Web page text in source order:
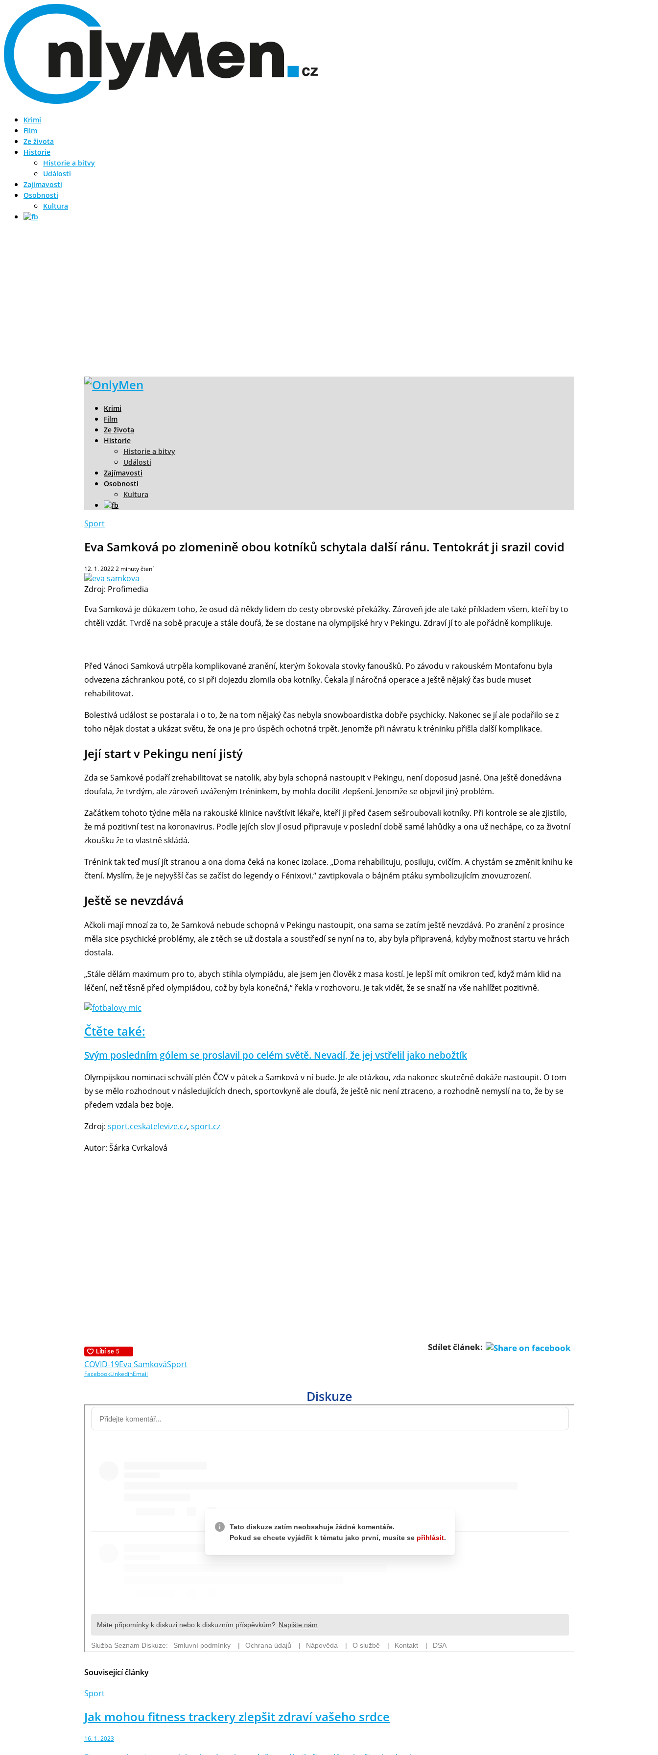
Krimi
Film
Ze života
Historie
Historie a bitvy
Události
Zajímavosti
Osobnosti
Kultura
Krimi
Film
Ze života
Historie
Historie a bitvy
Události
Zajímavosti
Osobnosti
Kultura
Sport
Eva Samková po zlomenině obou kotníků schytala další ránu. Tentokrát ji srazil covid
12. 1. 20222 minuty čtení
Zdroj: Profimedia
Eva Samková je důkazem toho, že osud dá někdy lidem do cesty obrovské překážky. Zároveň jde ale také příkladem všem, kteří by to
chtěli vzdát. Tvrdě na sobě pracuje a stále doufá, že se dostane na olympijské hry v Pekingu. Zdraví jí to ale pořádně komplikuje.
Před Vánoci Samková utrpěla komplikované zranění, kterým šokovala stovky fanoušků. Po závodu v rakouském Montafonu byla
odvezena záchrankou poté, co si při dojezdu zlomila oba kotníky. Čekala jí náročná operace a ještě nějaký čas bude muset
rehabilitovat.
Bolestivá událost se postarala i o to, že na tom nějaký čas nebyla snowboardistka dobře psychicky. Nakonec se jí ale podařilo se z
toho nějak dostat a ukázat světu, že ona je pro úspěch ochotná trpět. Jenomže při návratu k tréninku přišla další komplikace.
Její start v Pekingu není jistý
Zda se Samkové podaří zrehabilitovat se natolik, aby byla schopná nastoupit v Pekingu, není doposud jasné. Ona ještě donedávna
doufala, že tvrdým, ale zároveň uváženým tréninkem, by mohla docílit zlepšení. Jenomže se objevil jiný problém.
Začátkem tohoto týdne měla na rakouské klinice navštívit lékaře, kteří ji před časem sešroubovali kotníky. Při kontrole se ale zjistilo,
že má pozitivní test na koronavirus. Podle jejích slov jí osud připravuje v poslední době samé lahůdky a ona už nechápe, co za životní
zkoušku že to vlastně skládá.
Trénink tak teď musí jít stranou a ona doma čeká na konec izolace. „Doma rehabilituju, posiluju, cvičím. A chystám se změnit knihu ke
čtení. Myslím, že je nejvyšší čas se začíst do legendy o Fénixovi,“ zavtipkovala o bájném ptáku symbolizujícím znovuzrození.
Ještě se nevzdává
Ačkoli mají mnozí za to, že Samková nebude schopná v Pekingu nastoupit, ona sama se zatím ještě nevzdává. Po zranění z prosince
měla sice psychické problémy, ale z těch se už dostala a soustředí se nyní na to, aby byla připravená, kdyby možnost startu ve hrách
dostala.
„Stále dělám maximum pro to, abych stihla olympiádu, ale jsem jen člověk z masa kostí. Je lepší mít omikron teď, když mám klid na
léčení, než těsně před olympiádou, což by byla konečná,“ řekla v rozhovoru. Je tak vidět, že se snaží na vše nahlížet pozitivně.
Čtěte také:
Svým posledním gólem se proslavil po celém světě. Nevadí, že jej vstřelil jako nebožtík
Olympijskou nominaci schválí plén ČOV v pátek a Samková v ní bude. Je ale otázkou, zda nakonec skutečně dokáže nastoupit. O tom
by se mělo rozhodnout v následujících dnech, sportovkyně ale doufá, že ještě nic není ztraceno, a rozhodně nemyslí na to, že by se
předem vzdala bez boje.
Zdroj: sport.ceskatelevize.cz, sport.cz
Autor: Šárka Cvrkalová
Sdílet článek:
COVID-19Eva SamkováSport
FacebookLinkedinEmail
Diskuze
Související články
Sport
Jak mohou fitness trackery zlepšit zdraví vašeho srdce
16. 1. 2023